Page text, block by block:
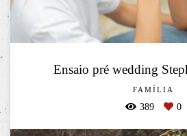
Ensaio pré wedding
FAMÍLIA
389 0